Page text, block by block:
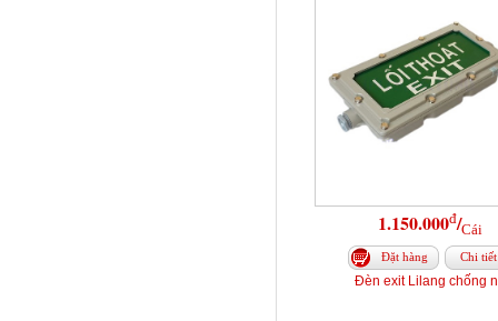
1.150.000đ/Cái
Đặt hàng Chi tiết
Đèn exit Lilang chống